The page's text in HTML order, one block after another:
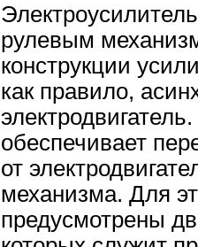
рулевым
конструкции
как правило,
обеспечивает
от
механизма. Для
предусмотрены